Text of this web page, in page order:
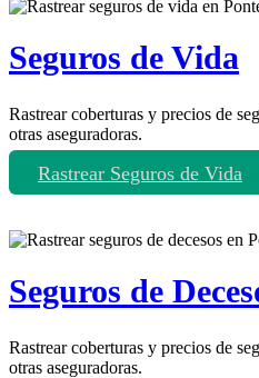
Seguros de Vida
Rastrear coberturas y precios de
otras aseguradoras.
Rastrear Seguros de Vida
Seguros de
Rastrear coberturas y precios de
otras aseguradoras.